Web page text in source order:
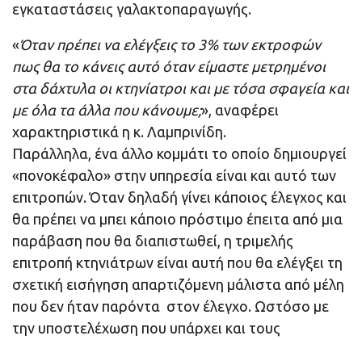
εγκαταστάσεις γαλακτοπαραγωγής.
«Όταν πρέπει να ελέγξεις το 3% των εκτροφών
πως θα το κάνεις αυτό όταν είμαστε μετρημένοι
στα δάχτυλα οι κτηνίατροι και με τόσα σφαγεία και
με όλα τα άλλα που κάνουμε;», αναφέρει
χαρακτηριστικά η κ. Λαμπρινίδη.
Παράλληλα, ένα άλλο κομμάτι το οποίο δημιουργεί
«πονοκέφαλο» στην υπηρεσία είναι και αυτό των
επιτροπών. Όταν δηλαδή γίνει κάποιος έλεγχος και
θα πρέπει να μπει κάποιο πρόστιμο έπειτα από μια
παράβαση που θα διαπιστωθεί, η τριμελής
επιτροπή κτηνιάτρων είναι αυτή που θα ελέγξει τη
σχετική εισήγηση απαρτιζόμενη μάλιστα από μέλη
που δεν ήταν παρόντα στον έλεγχο. Ωστόσο με
την υποστελέχωση που υπάρχει και τους